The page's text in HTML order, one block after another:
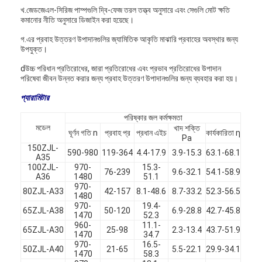
বাড়ি
ভিডিও
খ.জেডজেএল-সিরিজ পাম্পগুলি দ্বি-ফেজ তরল তত্ত্ব অনুসারে এবং সেগুলি মোট ক্ষতি
কমানোর নীতি অনুসারে ডিজাইন করা হয়েছে।
গ.এর প্রবাহ উত্তরণ উপাদানগুলির জ্যামিতিক আকৃতি মাঝারি প্রবাহের অবস্থার জন্য
উপযুক্ত।
dউচ্চ পরিধান প্রতিরোধের, জারা প্রতিরোধের এবং প্রভাব প্রতিরোধের উপাদান
পরিষেবা জীবন উন্নত করার জন্য প্রবাহ উত্তরণ উপাদানগুলির জন্য ব্যবহার করা হয়।
প্যারামিটার
মডেল
পরিষ্কার জল কর্মক্ষমতা
ঘূর্ণন গতি n
প্রবাহ প্র প্রধান এইচ
খাদ শক্তি
Pa
কার্যকারিতা η
150ZJL-
A35
590-980 119-364 4.4-17.9 3.9-15.3 63.1-68.1
100ZJL-
A36
970-
1480
76-239
15.3-
51.1
9.6-32.1 54.1-58.9
80ZJL-A33
970-
1480
42-157 8.1-48.6 8.7-33.2 52.3-56.5
65ZJL-A38
970-
1470
50-120
19.4-
52.3
6.9-28.8 42.7-45.8
65ZJL-A30
960-
1470
25-98
11.1-
34.7
2.3-13.4 43.7-51.9
50ZJL-A40
970-
1470
21-65
16.5-
58.3
5.5-22.1
29.9-34.1